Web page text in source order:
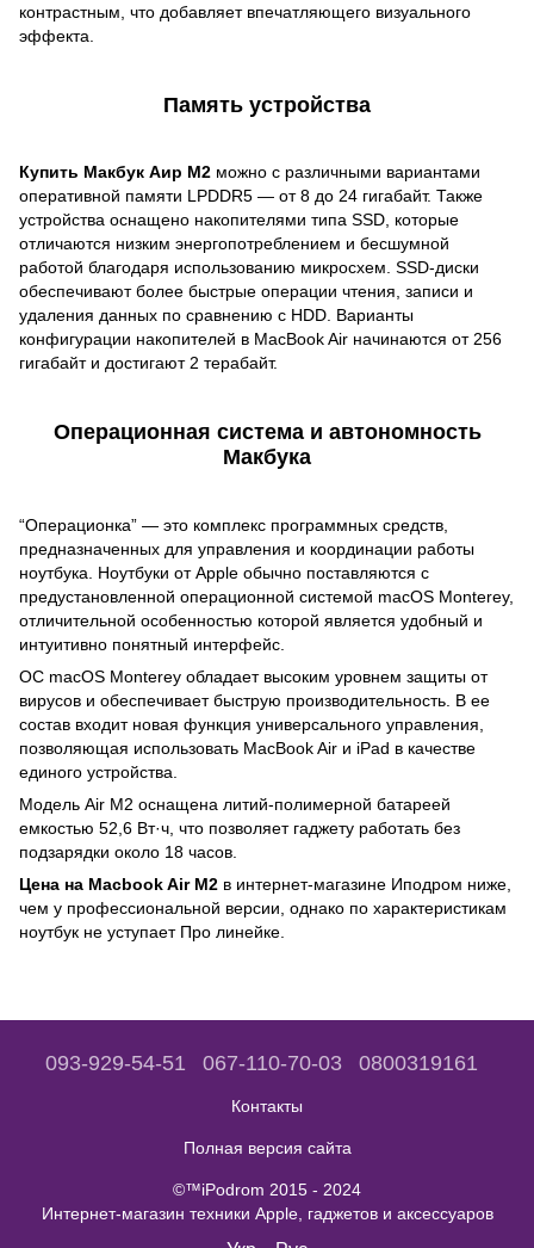
контрастным, что добавляет впечатляющего визуального
эффекта.
Память устройства
Купить Макбук Аир М2 можно с различными вариантами
оперативной памяти LPDDR5 — от 8 до 24 гигабайт. Также
устройства оснащено накопителями типа SSD, которые
отличаются низким энергопотреблением и бесшумной
работой благодаря использованию микросхем. SSD-диски
обеспечивают более быстрые операции чтения, записи и
удаления данных по сравнению с HDD. Варианты
конфигурации накопителей в MacBook Air начинаются от 256
гигабайт и достигают 2 терабайт.
Операционная система и автономность
Макбука
“Операционка” — это комплекс программных средств,
предназначенных для управления и координации работы
ноутбука. Ноутбуки от Apple обычно поставляются с
предустановленной операционной системой macOS Monterey,
отличительной особенностью которой является удобный и
интуитивно понятный интерфейс.
ОС macOS Monterey обладает высоким уровнем защиты от
вирусов и обеспечивает быструю производительность. В ее
состав входит новая функция универсального управления,
позволяющая использовать MacBook Air и iPad в качестве
единого устройства.
Модель Air M2 оснащена литий-полимерной батареей
емкостью 52,6 Вт·ч, что позволяет гаджету работать без
подзарядки около 18 часов.
Цена на Macbook Air M2 в интернет-магазине Иподром ниже,
чем у профессиональной версии, однако по характеристикам
ноутбук не уступает Про линейке.
093-929-54-51 067-110-70-03 0800319161
Контакты
Полная версия сайта
©™iPodrom 2015 - 2024
Интернет-магазин техники Apple, гаджетов и аксессуаров